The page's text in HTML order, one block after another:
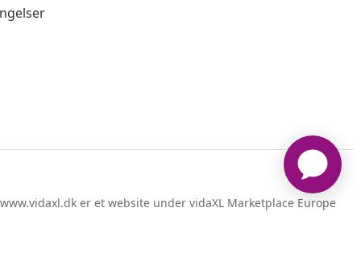
er et website under vidaXL Marketplace Europe